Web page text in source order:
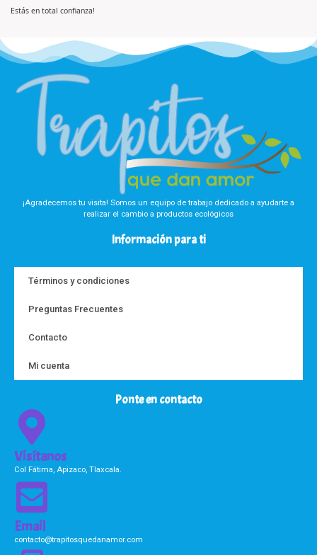
d
Estás en total confianza!
¡Agradecemos tu visita! Somos un equipo de trabajo dedicado a ayudarte a
realizar el cambio a productos ecológicos
Información para ti
Términos y condiciones
Preguntas Frecuentes
Contacto
Mi cuenta
Ponte en contacto
Visítanos
Col Fátima, Apizaco, Tlaxcala.
Email
contacto@trapitosquedanamor.com